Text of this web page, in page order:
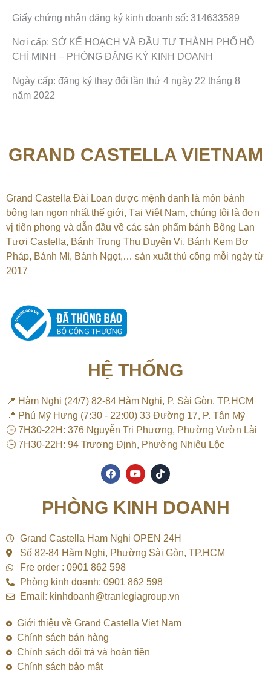
Giấy chứng nhận đăng ký kinh doanh số: 314633589
Nơi cấp: SỞ KẾ HOẠCH VÀ ĐẦU TƯ THÀNH PHỐ HỒ
CHÍ MINH – PHÒNG ĐĂNG KÝ KINH DOANH
Ngày cấp: đăng ký thay đổi lần thứ 4 ngày 22 tháng 8
năm 2022
GRAND CASTELLA VIETNAM
Grand Castella Đài Loan được mệnh danh là món bánh
bông lan ngon nhất thế giới, Tại Việt Nam, chúng tôi là đơn
vị tiên phong và dẫn đầu về các sản phẩm bánh Bông Lan
Tươi Castella, Bánh Trung Thu Duyên Vị, Bánh Kem Bơ
Pháp, Bánh Mì, Bánh Ngọt,… sản xuất thủ công mỗi ngày từ
2017
HỆ THỐNG
📍 Hàm Nghi (24/7) 82-84 Hàm Nghi, P. Sài Gòn, TP.HCM
📍 Phú Mỹ Hưng (7:30 - 22:00) 33 Đường 17, P. Tân Mỹ
🕒 7H30-22H: 376 Nguyễn Tri Phương, Phường Vườn Lài
🕒 7H30-22H: 94 Trương Định, Phường Nhiêu Lộc
F
a
o
k
Y
o
u
b
T
i
k
PHÒNG KINH DOANH
Grand Castella Ham Nghi OPEN 24H
Số 82-84 Hàm Nghi, Phường Sài Gòn, TP.HCM
Fre order : 0901 862 598
Phòng kinh doanh: 0901 862 598
Email: kinhdoanh@tranlegiagroup.vn
Giới thiệu về Grand Castella Viet Nam
Chính sách bán hàng
Chính sách đổi trả và hoàn tiền
Chính sách bảo mật